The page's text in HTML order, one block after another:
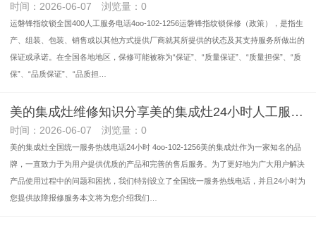
时间：2026-06-07 浏览量：0
运磐锋指纹锁全国400人工服务电话4oo-102-1256运磐锋指纹锁保修（政策），是指生
产、组装、包装、销售或以其他方式提供厂商就其所提供的状态及其支持服务所做出的
保证或承诺。在全国各地地区，保修可能被称为“保证”、“质量保证”、“质量担保”、“质
保”、“品质保证”、“品质担…
美的集成灶维修知识分享美的集成灶24小时人工服务售后维修24小时全国统一客服热线《今日汇总》
时间：2026-06-07 浏览量：0
美的集成灶全国统一服务热线电话24小时 4oo-102-1256美的集成灶作为一家知名的品
牌，一直致力于为用户提供优质的产品和完善的售后服务。为了更好地为广大用户解决
产品使用过程中的问题和困扰，我们特别设立了全国统一服务热线电话，并且24小时为
您提供故障报修服务本文将为您介绍我们…